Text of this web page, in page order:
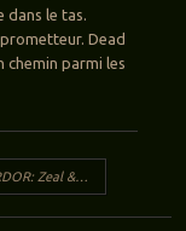
le tas.
prometteur. Dead
chemin parmi les
ZEAL & ARDOR: Zeal & ardor